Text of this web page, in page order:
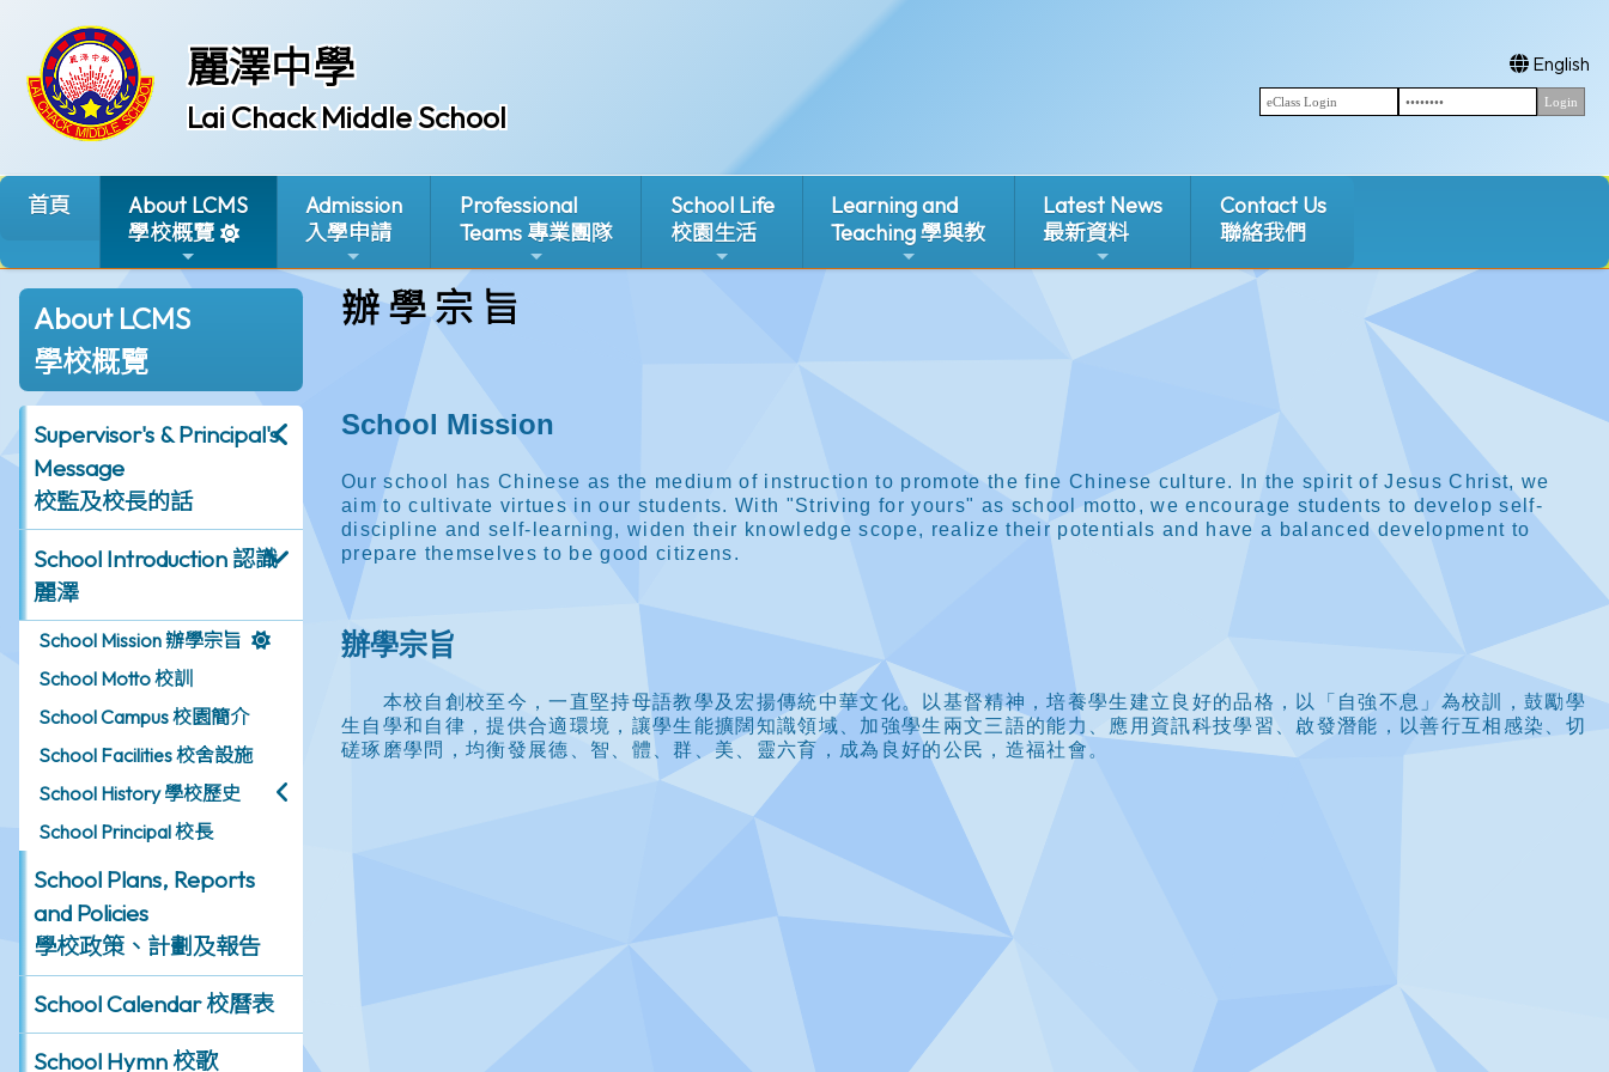
麗澤中學
Lai Chack Middle School
English
首頁
About LCMS
學校概覽
Admission
入學申請
Professional
Teams 專業團隊
School Life
校園生活
Learning and
Teaching 學與教
Latest News
最新資料
Contact Us
聯絡我們
About LCMS
學校概覽
Supervisor's & Principal's
Message
校監及校長的話
School Introduction 認識
麗澤
School Mission 辦學宗旨
School Motto 校訓
School Campus 校園簡介
School Facilities 校舍設施
School History 學校歷史
School Principal 校長
School Plans, Reports
and Policies
學校政策、計劃及報告
School Calendar 校曆表
School Hymn 校歌
辦 學 宗 旨